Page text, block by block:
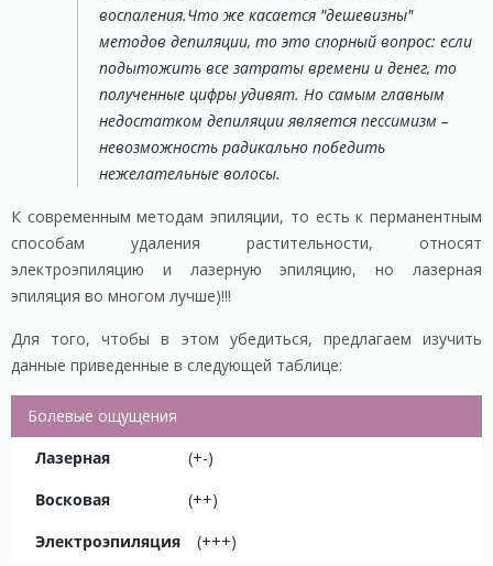
воспаления.Что же касается "дешевизны"
методов депиляции, то это спорный вопрос: если
подытожить все затраты времени и денег, то
полученные цифры удивят. Но самым главным
недостатком депиляции является пессимизм –
невозможность радикально победить
нежелательные волосы.
К современным методам эпиляции, то есть к перманентным
способам удаления растительности, относят
электроэпиляцию и лазерную эпиляцию, но лазерная
эпиляция во многом лучше)!!!
Для того, чтобы в этом убедиться, предлагаем изучить
данные приведенные в следующей таблице:
Болевые ощущения
(+-)
(++)
(+++)